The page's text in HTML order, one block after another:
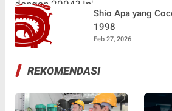
Shio Apa yang
1998
Feb 27, 2026
REKOMENDASI